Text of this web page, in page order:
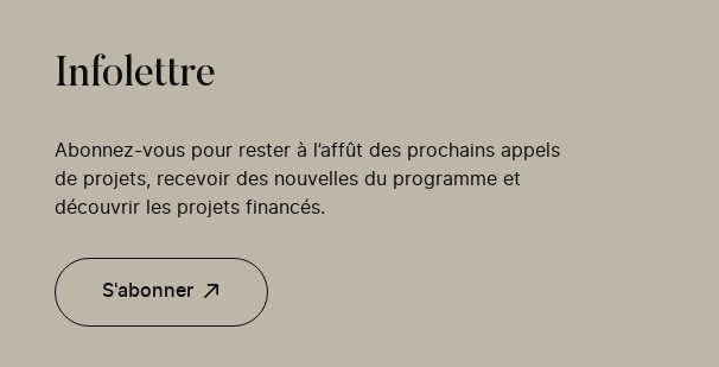
Infolettre
Abonnez-vous pour rester à l’affût des prochains appels
de projets, recevoir des nouvelles du programme et
découvrir les projets financés.
S'abonner